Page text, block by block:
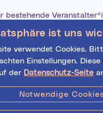
ist uns
verwendet Cookies.
Einstellungen. Diese
der Datenschutz-Seite
Notwendige
bestehende